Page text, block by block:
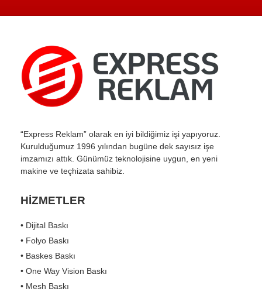
“Express Reklam” olarak en iyi bildiğimiz işi yapıyoruz.
Kurulduğumuz 1996 yılından bugüne dek sayısız işe
imzamızı attık. Günümüz teknolojisine uygun, en yeni
makine ve teçhizata sahibiz.
HİZMETLER
• Dijital Baskı
• Folyo Baskı
• Baskes Baskı
• One Way Vision Baskı
• Mesh Baskı